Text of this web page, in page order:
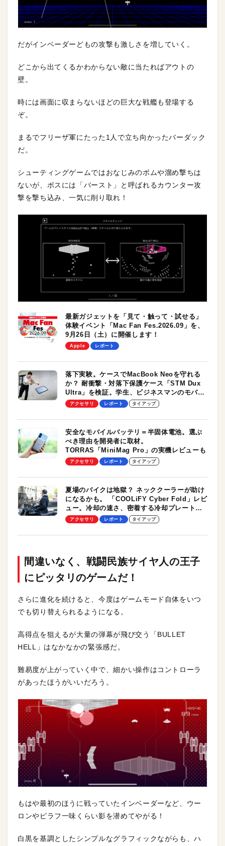
だがインベーダーどもの攻撃も激しさを増していく。
どこから出てくるかわからない敵に当たればアウトの
壁。
時には画面に収まらないほどの巨大な戦艦も登場する
ぞ。
まるでフリーザ軍にたった1人で立ち向かったバーダック
だ。
シューティングゲームではおなじみのボムや溜め撃ちは
ないが、ボスには「バースト」と呼ばれるカウンター攻
撃を撃ち込み、一気に削り取れ！
最新ガジェットを「見て・触って・試せる」
体験イベント「Mac Fan Fes.2026.09」を、
9月26日（土）に開催します！
Apple レポート
落下実験。ケースでMacBook Neoを守れる
か？ 耐衝撃・対落下保護ケース「STM Dux
Ultra」を検証。学生、ビジネスマンのモバイ
ルユースに最適！
アクセサリ レポート タイアップ
安全なモバイルバッテリ＝半固体電池。選ぶ
べき理由を開発者に取材。
TORRAS「MiniMag Pro」の実機レビューも
アクセサリ レポート タイアップ
夏場のバイクは地獄？ ネッククーラーが助け
になるかも。 「COOLiFY Cyber Fold」レビ
ュー。冷却の速さ、密着する冷却プレート、
シンプルな操作性がグッド！
アクセサリ レポート タイアップ
間違いなく、戦闘民族サイヤ人の王子
にピッタリのゲームだ！
さらに進化を続けると、今度はゲームモード自体をいつ
でも切り替えられるようになる。
高得点を狙えるが大量の弾幕が飛び交う「BULLET
HELL」はなかなかの緊張感だ。
難易度が上がっていく中で、細かい操作はコントローラ
があったほうがいいだろう。
もはや最初のほうに戦っていたインベーダーなど、ウー
ロンやピラフ一味くらい影を潜めてやがる！
白黒を基調としたシンプルなグラフィックながらも、ハ